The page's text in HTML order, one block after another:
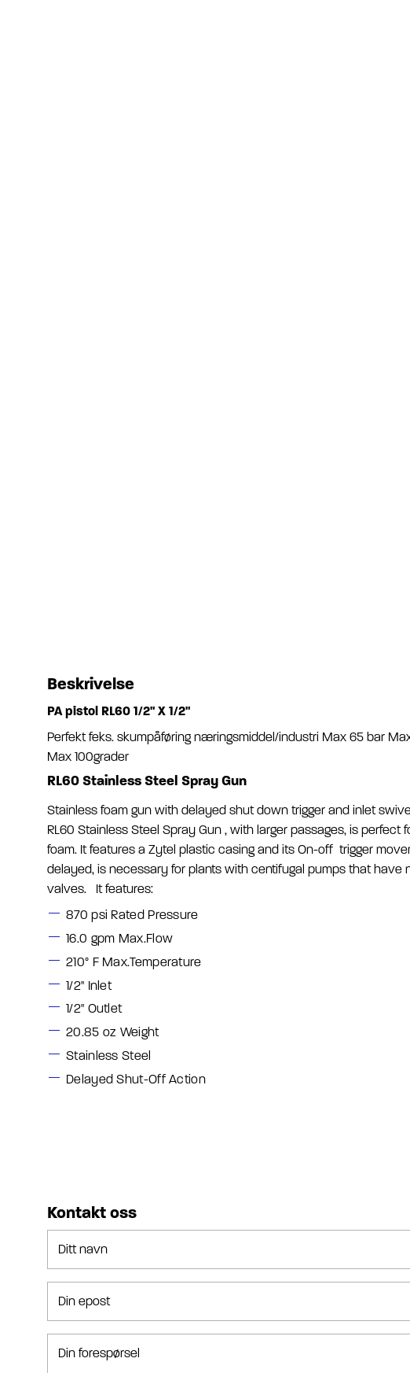
Beskrivelse
PA pistol RL60 1/2" X 1/2"
Perfekt feks. skumpåføring næringsmiddel/industri Max 65 bar
Max 100grader
RL60 Stainless Steel Spray Gun
Stainless foam gun with delayed shut down trigger and inlet
RL60 Stainless Steel Spray Gun , with larger passages, is perfect
foam. It features a Zytel plastic casing and its On-off trigger
delayed, is necessary for plants with centifugal pumps that have
valves. It features:
870 psi Rated Pressure
16.0 gpm Max.Flow
210° F Max.Temperature
1/2" Inlet
1/2" Outlet
20.85 oz Weight
Stainless Steel
Delayed Shut-Off Action
Kontakt oss
Ditt navn
Din epost
Din forespørsel